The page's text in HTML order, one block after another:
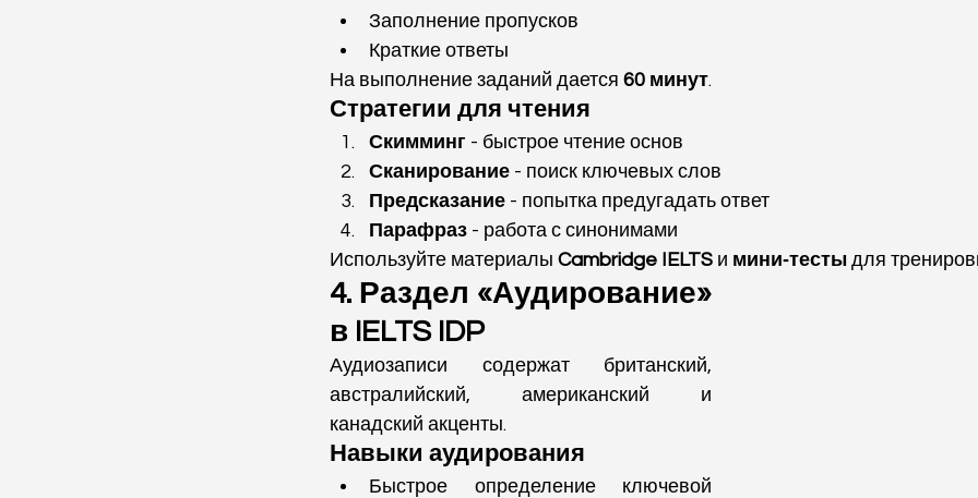
Заполнение пропусков
Краткие ответы
На выполнение заданий дается 60 минут.
Стратегии для чтения
Скимминг - быстрое чтение основ
Сканирование - поиск ключевых слов
Предсказание - попытка предугадать ответ
Парафраз - работа с синонимами
Используйте материалы Cambridge IELTS и мини‑тесты для
4. Раздел «Аудирование»
в IELTS IDP
Аудиозаписи содержат британский,
австралийский, американский и
канадский акценты.
Навыки аудирования
Быстрое определение ключевой